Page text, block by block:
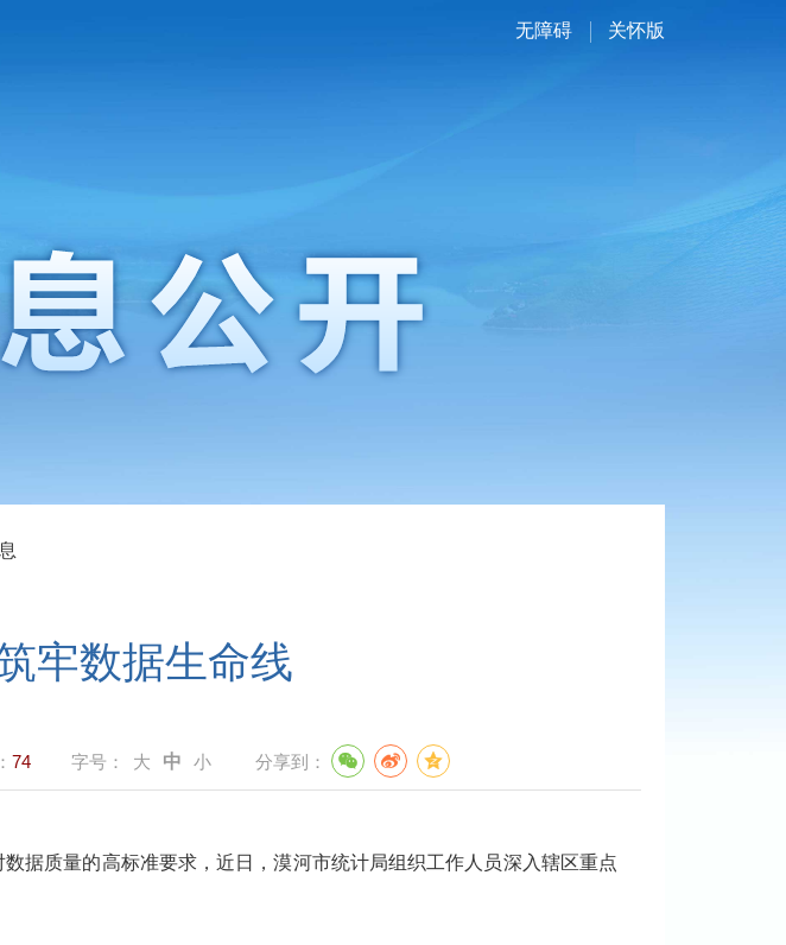
无障碍 关怀版
牢数据生命线
74 字号： 大 中 小 分享到：
数据质量的高标准要求，近日，漠河市统计局组织工作人员深入辖区重点